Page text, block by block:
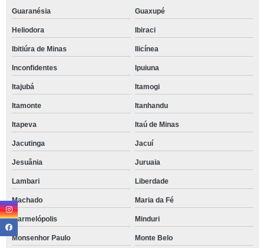
Guaranésia Guaxupé
Heliodora Ibiraci
Ibitiúra de Minas Ilicínea
Inconfidentes Ipuiuna
Itajubá Itamogi
Itamonte Itanhandu
Itapeva Itaú de Minas
Jacutinga Jacuí
Jesuânia Juruaia
Lambari Liberdade
Machado Maria da Fé
Marmelópolis Minduri
Monsenhor Paulo Monte Belo